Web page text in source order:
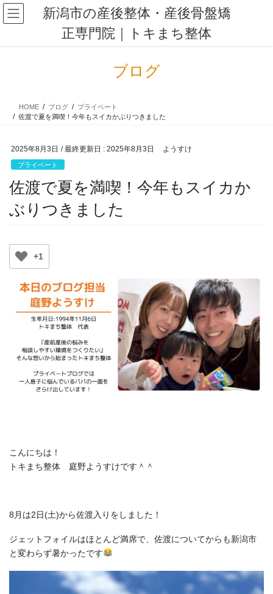
コ
ン
ナ
ビ
新潟市の産後整体・産後骨盤矯
正専門院｜トキまち整体
ブログ
HOME ブログ
プライベート
佐渡で夏を満喫！今年もスイカかぶりつきました
2025年8月3日 / 最終更新日 : 2025年8月3日 ようすけ
プライベート
佐渡で夏を満喫！今年もスイカか
ぶりつきました
+1
こんにちは！
トキまち整体 庭野ようすけです＾＾
8月は2日(土)から佐渡入りをしました！
ジェットフォイルはほとんど満席で、佐渡についてからも新潟市
と変わらず暑かったです